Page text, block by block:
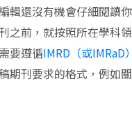
輯還沒有機會仔細閱讀
之前，就按照所在學科
要遵循IMRD（或IMRaD
期刊要求的格式，例如